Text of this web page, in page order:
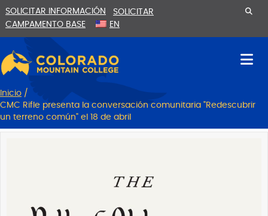
al
contenido
la
navegación
SOLICITAR INFORMACIÓN
SOLICITAR
CAMPAMENTO BASE
EN
Inicio /
CMC Rifle presenta la conversación comunitaria "Redescubrir
un terreno común" el 18 de abril